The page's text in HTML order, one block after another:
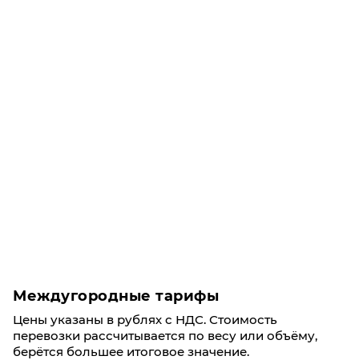
Междугородные тарифы
Цены указаны в рублях с НДС. Стоимость
перевозки рассчитывается по весу или объёму,
берётся большее итоговое значение.